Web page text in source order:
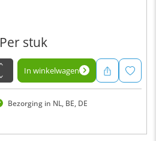
Per stuk
In winkelwagen
Bezorging in NL, BE, DE